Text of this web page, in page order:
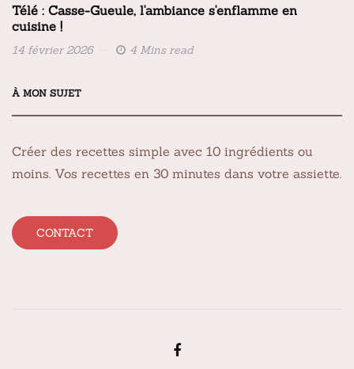
Télé : Casse-Gueule, l'ambiance s'enflamme en
cuisine !
14 février 2026 4 Mins read
À MON SUJET
Créer des recettes simple avec 10 ingrédients ou
moins. Vos recettes en 30 minutes dans votre assiette.
CONTACT